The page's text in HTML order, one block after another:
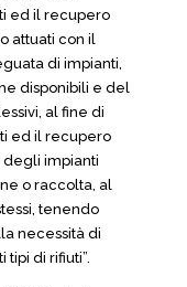
ed il recupero
attuati con il
di impianti,
disponibili e del
al fine di
ed il recupero
degli impianti
o raccolta, al
tenendo
necessità di
di rifiuti”.